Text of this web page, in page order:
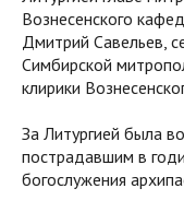
Вознесенского
Дмитрий Савельев,
Симбирской
клирики
За Литургией была
пострадавшим в
богослужения